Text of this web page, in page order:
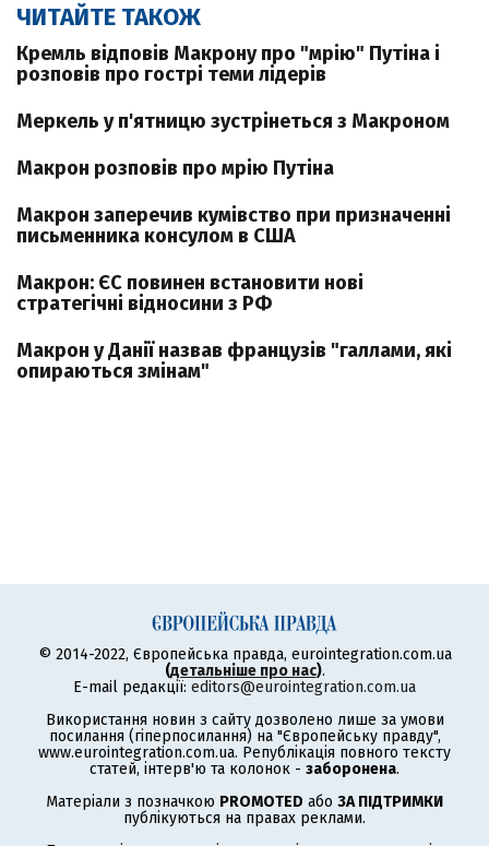
ЧИТАЙТЕ ТАКОЖ
Кремль відповів Макрону про "мрію" Путіна і
розповів про гострі теми лідерів
Меркель у п'ятницю зустрінеться з Макроном
Макрон розповів про мрію Путіна
Макрон заперечив кумівство при призначенні
письменника консулом в США
Макрон: ЄС повинен встановити нові
стратегічні відносини з РФ
Макрон у Данії назвав французів "галлами, які
опираються змінам"
© 2014-2022, Європейська правда, eurointegration.com.ua
(детальніше про нас).
E-mail редакції: editors@eurointegration.com.ua
Використання новин з сайту дозволено лише за умови
посилання (гіперпосилання) на "Європейську правду",
www.eurointegration.com.ua. Републікація повного тексту
статей, інтерв'ю та колонок - заборонена.
Матеріали з позначкою PROMOTED або ЗА ПІДТРИМКИ
публікуються на правах реклами.